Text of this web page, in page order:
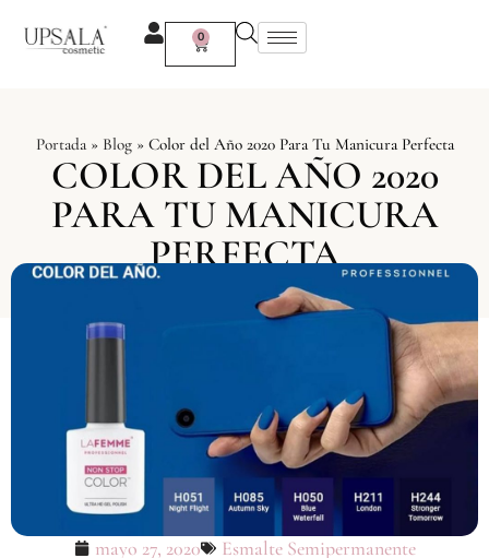
contenido
0
Carrito
Portada» Blog» Color del Año 2020 Para Tu Manicura Perfecta
COLOR DEL AÑO 2020
PARA TU MANICURA
PERFECTA
mayo 27, 2020 Esmalte Semipermanente